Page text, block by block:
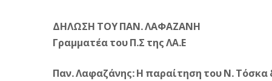
ΔΗΛΩΣΗ ΤΟΥ ΠΑΝ. ΛΑΦΑΖΑΝΗ
Γραμματέα του Π.Σ της ΛΑ.Ε
Παν. Λαφαζάνης: Η παραίτηση του Ν. Τόσκα